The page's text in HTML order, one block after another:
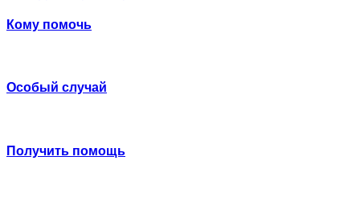
Кому помочь
Особый случай
Получить помощь